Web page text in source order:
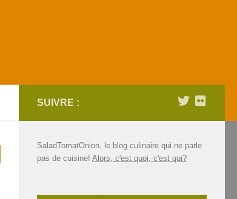
SUIVRE :
SaladTomatOnion, le blog culinaire qui ne parle
pas de cuisine! Alors, c'est quoi, c'est qui?